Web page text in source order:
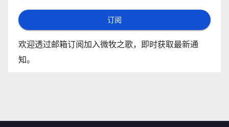
订阅
欢迎透过邮箱订阅加入微牧之歌，即时获取最新通
知。